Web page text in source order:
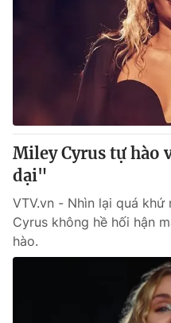
Miley Cyrus tự hào
dại"
VTV.vn - Nhìn lại quá
Cyrus không hề hối hận
hào.